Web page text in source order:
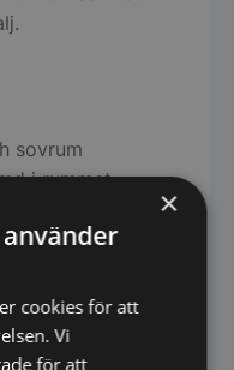
sovrum
i rummet
×
cookies för att
Vi
för att